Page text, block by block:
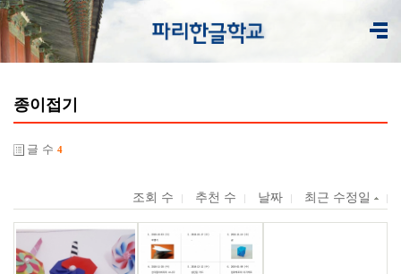
종이접기
글 수 4
조회 수 추천 수 날짜 최근 수정일